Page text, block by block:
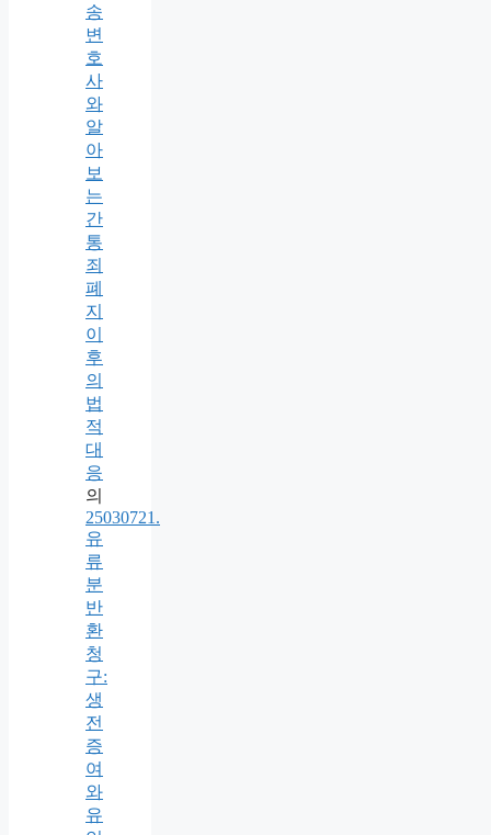
송
변
호
사
와
알
아
보
는
간
통
죄
폐
지
이
후
의
법
적
대
응
의
25030721.
유
류
분
반
환
청
구:
생
전
증
여
와
유